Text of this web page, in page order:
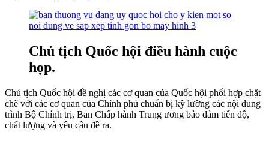
Chủ tịch Quốc hội điều hành cuộc
họp.
Chủ tịch Quốc hội đề nghị các cơ quan của Quốc hội phối hợp chặt
chẽ với các cơ quan của Chính phủ chuẩn bị kỹ lưỡng các nội dung
trình Bộ Chính trị, Ban Chấp hành Trung ương bảo đảm tiến độ,
chất lượng và yêu cầu đề ra.